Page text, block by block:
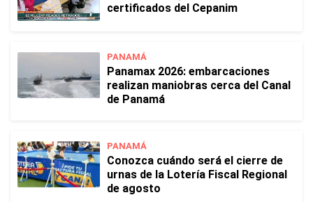
certificados del Cepanim
PANAMÁ
Panamax 2026: embarcaciones
realizan maniobras cerca del Canal
de Panamá
PANAMÁ
Conozca cuándo será el cierre de
urnas de la Lotería Fiscal Regional
de agosto